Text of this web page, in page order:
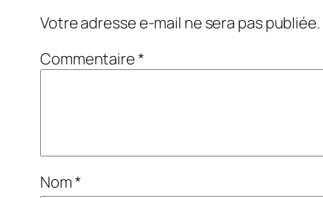
Votre adresse e-mail ne sera pas publiée.
Commentaire*
Nom*